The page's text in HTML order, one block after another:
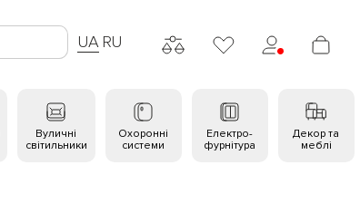
UA RU
Вуличні
світильники
Охоронні
системи
Електро-
фурнітура
Декор та
меблі